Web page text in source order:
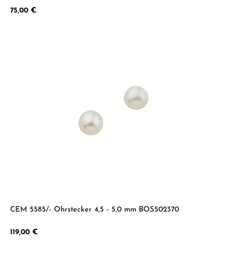
Regulärer Preis:
75,00 €
CEM 5585/- Ohrstecker 4,5 - 5,0 mm BOS502370
Regulärer Preis:
119,00 €